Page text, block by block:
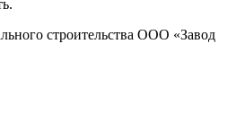
строительства ООО «Завод